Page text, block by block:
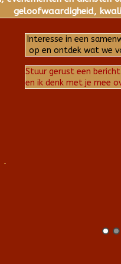
geloofwaardigheid,
Interesse in een
op en ontdek wat we
Stuur gerust een
en ik denk met je mee